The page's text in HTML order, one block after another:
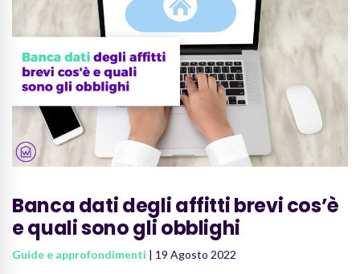
Banca dati degli affitti brevi cos’è
e quali sono gli obblighi
Guide e approfondimenti | 19 Agosto 2022